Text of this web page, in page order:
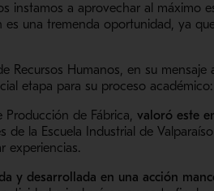
instamos a aprovechar al máximo
es una tremenda oportunidad, ya
Recursos Humanos, en su
etapa para su proceso académico:
Producción de Fábrica,valoró este
de la Escuela Industrial de
experiencias.
y desarrollada en una acción